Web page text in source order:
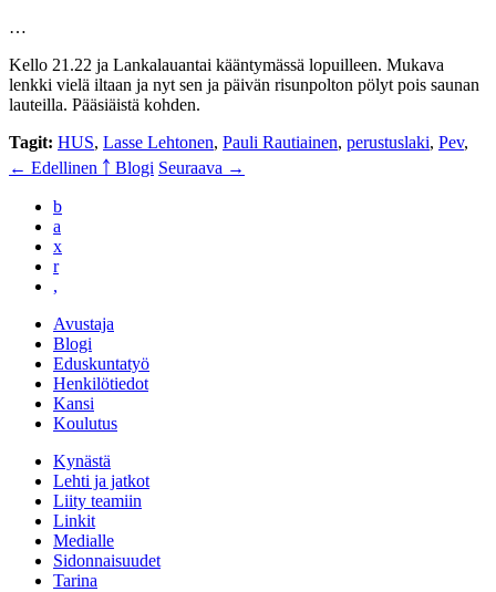
…
Kello 21.22 ja Lankalauantai kääntymässä lopuilleen. Mukava
lenkki vielä iltaan ja nyt sen ja päivän risunpolton pölyt pois saunan
lauteilla. Pääsiäistä kohden.
Tagit: HUS, Lasse Lehtonen, Pauli Rautiainen, perustuslaki, Pev,
← Edellinen ￪ Blogi Seuraava →
b
a
x
r
,
Avustaja
Blogi
Eduskuntatyö
Henkilötiedot
Kansi
Koulutus
Kynästä
Lehti ja jatkot
Liity teamiin
Linkit
Medialle
Sidonnaisuudet
Tarina